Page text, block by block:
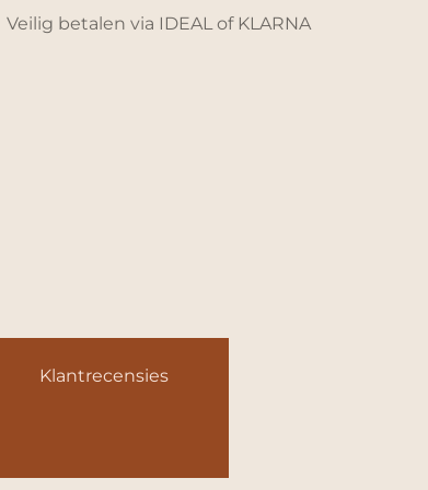
Veilig betalen via IDEAL of KLARNA
Klantrecensies